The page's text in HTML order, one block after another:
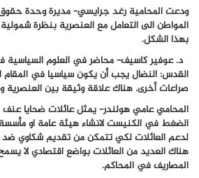
ودعت المحامية رغد جرايسي- مديرة وحدة
المواطن الى التعامل مع العنصرية بنظرة
بهذا الشكل.
د. عوفير كاسيف- محاضر في العلوم السياسية
القدس: النضال يجب أن يكون سياسيا في المقام
صراعات أخرى. هناك علاقة وثيقة بين العنصرية
المحامي عامي هولندر- يمثل عائلات ضحايا
الضغط في الكنيست لانشاء هيئة عامة او
لدعم العائلات لكي تتمكن من تقديم شكاوي
هناك العديد من العائلات بواضع اقتصادي لا
المصاريف في المحاكم.